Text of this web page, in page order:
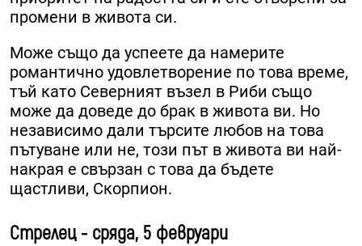
промени в живота си.
Може също да успеете да намерите
романтично удовлетворение по това време,
тъй като Северният възел в Риби също
може да доведе до брак в живота ви. Но
независимо дали търсите любов на това
пътуване или не, този път в живота ви най-
накрая е свързан с това да бъдете
щастливи, Скорпион.
Стрелец - сряда, 5 февруари